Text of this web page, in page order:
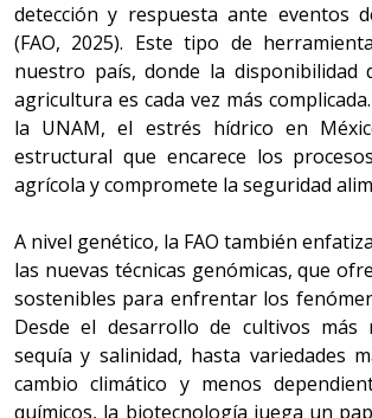
detección y respuesta ante eventos
(FAO, 2025). Este tipo de
nuestro país, donde la disponibilidad
agricultura es cada vez más
la UNAM, el estrés hídrico en
estructural que encarece los
agrícola y compromete la seguridad
A nivel genético, la FAO también
las nuevas técnicas genómicas, que
sostenibles para enfrentar los
Desde el desarrollo de cultivos más
sequía y salinidad, hasta variedades
cambio climático y menos
químicos, la biotecnología juega un